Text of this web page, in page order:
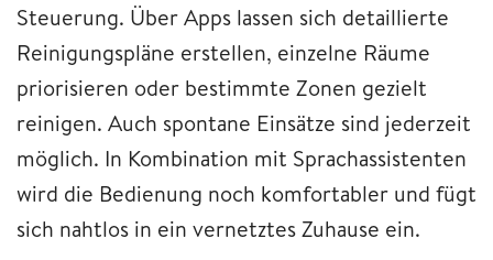
Steuerung. Über Apps lassen sich detaillierte
Reinigungspläne erstellen, einzelne Räume
priorisieren oder bestimmte Zonen gezielt
reinigen. Auch spontane Einsätze sind jederzeit
möglich. In Kombination mit Sprachassistenten
wird die Bedienung noch komfortabler und fügt
sich nahtlos in ein vernetztes Zuhause ein.